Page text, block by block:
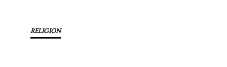
RELIGION